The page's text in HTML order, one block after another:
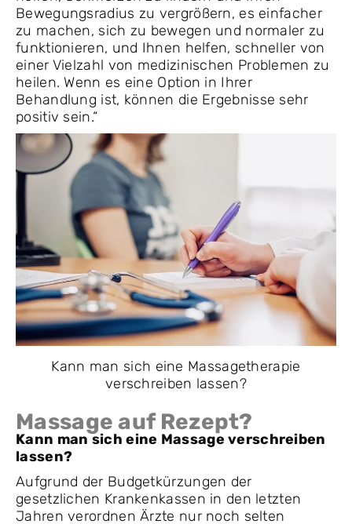
Bewegungsradius zu vergrößern, es einfacher
zu machen, sich zu bewegen und normaler zu
funktionieren, und Ihnen helfen, schneller von
einer Vielzahl von medizinischen Problemen zu
heilen. Wenn es eine Option in Ihrer
Behandlung ist, können die Ergebnisse sehr
positiv sein.“
Kann man sich eine Massagetherapie
verschreiben lassen?
Massage auf Rezept?
Kann man sich eine Massage verschreiben
lassen?
Aufgrund der Budgetkürzungen der
gesetzlichen Krankenkassen in den letzten
Jahren verordnen Ärzte nur noch selten